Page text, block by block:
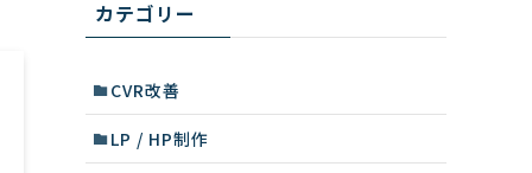
カテゴリー
CVR改善
LP / HP制作